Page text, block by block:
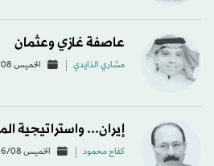
عاصفة غازي وعثمان
مشاري الذايدي الخميس 06/08 - 00:05
إيران... واستراتيجية
كفاح محمود الخميس 06/08 - 00:05